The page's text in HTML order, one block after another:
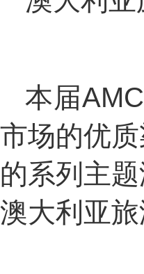
本届
市场的优
的系列主
澳大利亚